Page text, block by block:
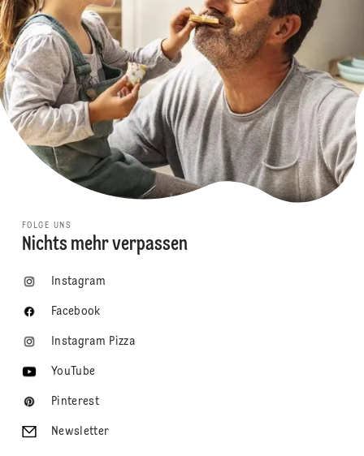
FOLGE UNS
Nichts mehr verpassen
Instagram
Facebook
Instagram Pizza
YouTube
Pinterest
Newsletter